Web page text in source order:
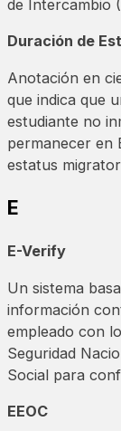
de Intercambio
Duración de
Anotación en
que indica que
estudiante no
permanecer en
estatus
E
E-Verify
Un sistema
información
empleado con
Seguridad
Social para
EEOC